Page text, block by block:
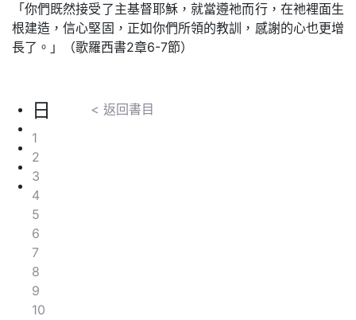
「你們既然接受了主基督耶穌，就當遵祂而行，在祂裡面生
根建造，信心堅固，正如你們所領的教訓，感謝的心也更增
長了。」（歌羅西書2章6-7節）
日
1
2
3
4
5
6
7
8
9
10
< 返回書目